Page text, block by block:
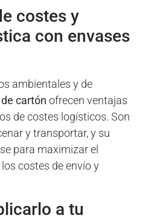
costes y
con envases
ambientales y de
cartón ofrecen ventajas
de costes logísticos. Son
y transportar, y su
para maximizar el
costes de envío y
a tu